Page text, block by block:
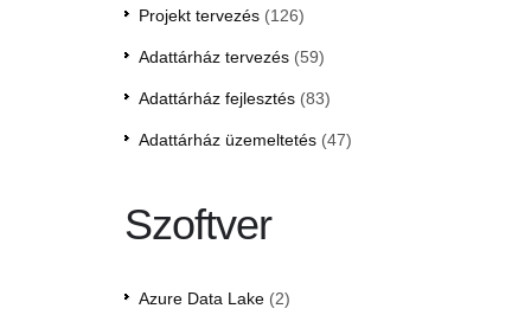
Projekt tervezés(126)
Adattárház tervezés(59)
Adattárház fejlesztés(83)
Adattárház üzemeltetés(47)
Szoftver
Azure Data Lake(2)